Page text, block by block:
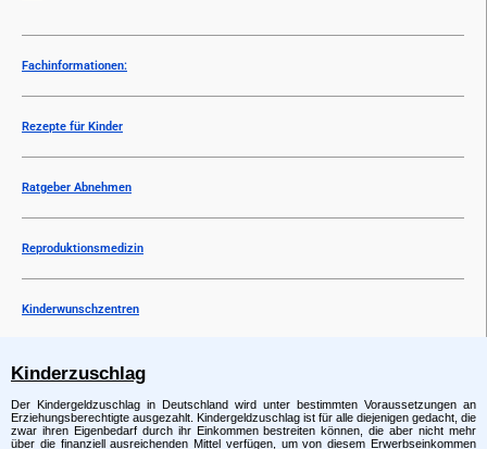
Fachinformationen:
Rezepte für Kinder
Ratgeber Abnehmen
Reproduktionsmedizin
Kinderwunschzentren
Kinderzuschlag
Der Kindergeldzuschlag in Deutschland wird unter bestimmten Voraussetzungen an
Erziehungsberechtigte ausgezahlt. Kindergeldzuschlag ist für alle diejenigen gedacht, die
zwar ihren Eigenbedarf durch ihr Einkommen bestreiten können, die aber nicht mehr
über die finanziell ausreichenden Mittel verfügen, um von diesem Erwerbseinkommen